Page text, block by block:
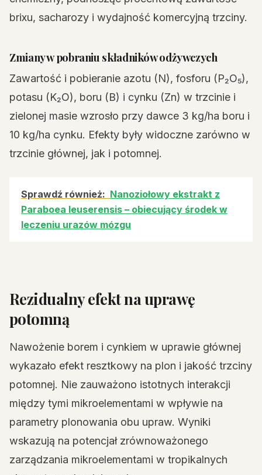
brixu, sacharozy i wydajność komercyjną trzciny.
Zmiany w pobraniu składników odżywczych
Zawartość i pobieranie azotu (N), fosforu (P₂O₅),
potasu (K₂O), boru (B) i cynku (Zn) w trzcinie i
zielonej masie wzrosło przy dawce 3 kg/ha boru i
10 kg/ha cynku. Efekty były widoczne zarówno w
trzcinie głównej, jak i potomnej.
Sprawdź również: Nanoziołowy ekstrakt z
Paraboea leuserensis – obiecujący środek w
leczeniu urazów mózgu
Rezidualny efekt na uprawę
potomną
Nawożenie borem i cynkiem w uprawie głównej
wykazało efekt resztkowy na plon i jakość trzciny
potomnej. Nie zauważono istotnych interakcji
między tymi mikroelementami w wpływie na
parametry plonowania obu upraw. Wyniki
wskazują na potencjał zrównoważonego
zarządzania mikroelementami w tropikalnych